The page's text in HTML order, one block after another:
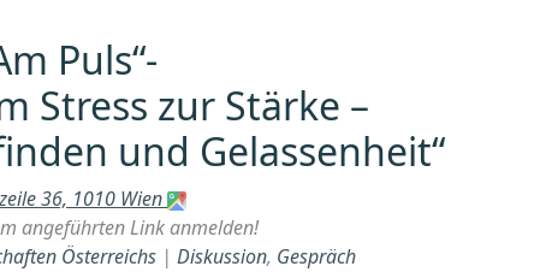
Puls“-
Stress zur Stärke –
und Gelassenheit“
36, 1010 Wien
angeführten Link anmelden!
Österreichs | Diskussion, Gespräch